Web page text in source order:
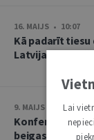
16. MAIJS • 10:07
Kā padarīt
Latvijas
9. MAIJS • 13:50
Konference
beigas Eiropā
Lai